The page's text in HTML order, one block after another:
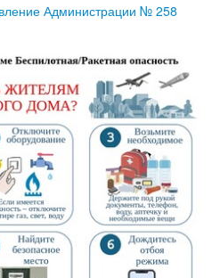
Администрации № 258